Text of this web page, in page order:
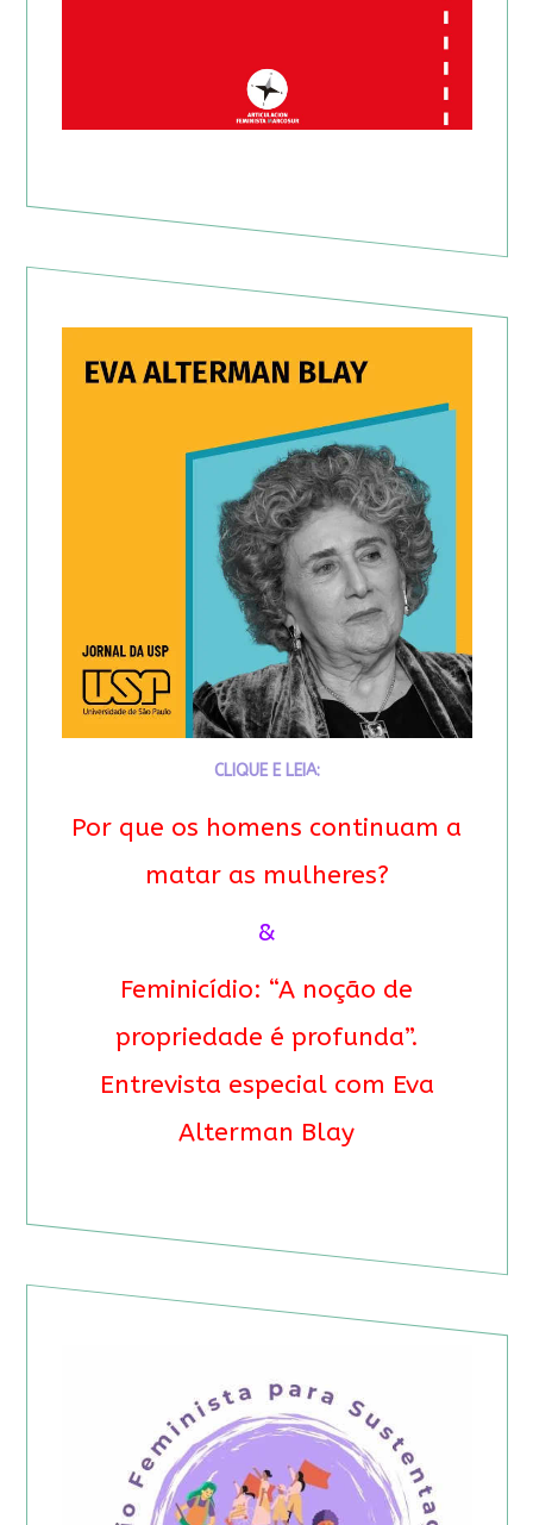
CLIQUE E LEIA:
Por que os homens continuam a
matar as mulheres?
&
Feminicídio: “A noção de
propriedade é profunda”.
Entrevista especial com Eva
Alterman Blay